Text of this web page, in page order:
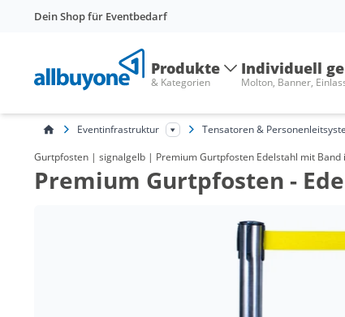
Dein Shop für Eventbedarf
Produkte
& Kategorien
Individuell
Molton, Banner,
Eventinfrastruktur Tensatoren &
Gurtpfosten | signalgelb | Premium Gurtpfosten Edelstahl mit
Premium Gurtpfosten -